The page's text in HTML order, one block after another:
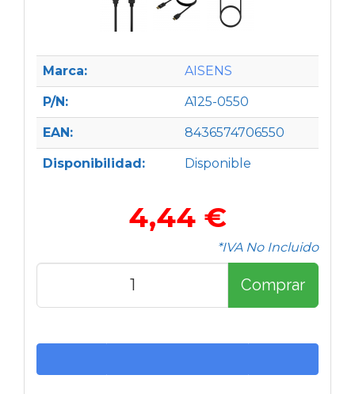
Marca: AISENS
P/N: A125-0550
EAN: 8436574706550
Disponibilidad: Disponible
4,44 €
*IVA No Incluido
Comprar